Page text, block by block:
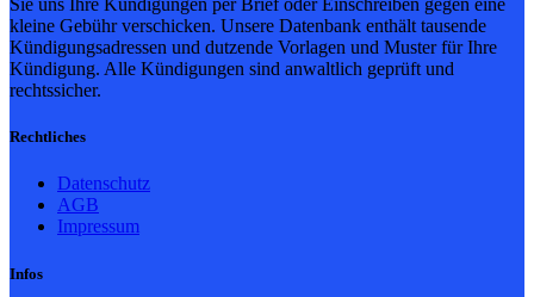
Sie uns Ihre Kündigungen per Brief oder Einschreiben gegen eine
kleine Gebühr verschicken. Unsere Datenbank enthält tausende
Kündigungsadressen und dutzende Vorlagen und Muster für Ihre
Kündigung. Alle Kündigungen sind anwaltlich geprüft und
rechtssicher.
Rechtliches
Datenschutz
AGB
Impressum
Infos